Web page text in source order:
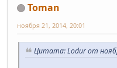
Toman
ноября 21, 2014, 20:01
Цитата: Lodur от